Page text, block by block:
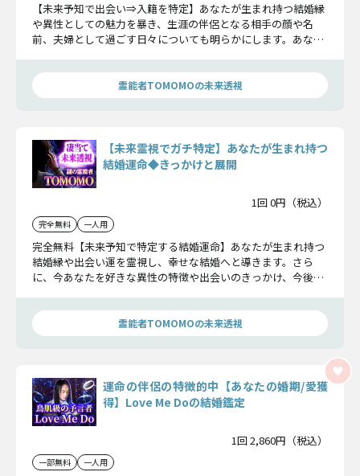
【未来予知で出会い⇒入籍を特定】あなたが生まれ持つ結婚縁
や異性としての魅力を暴き、生涯の伴侶となる相手の顔や名
前、夫婦として過ごす日々についても明らかにします。あなた
霊能者TOMOMOの未来透視
【未来霊視でガチ特定】あなたが生まれ持つ
結婚運命◆きっかけと展開
1回 0円（税込）
完全無料 一人用
完全無料【未来予知で特定する結婚運命】あなたが生まれ持つ
結婚縁や出会い運を霊視し、幸せな結婚へと導きます。さら
に、今あなたを好きな異性の特徴や出会いのきっかけ、今後の
霊能者TOMOMOの未来透視
運命の伴侶の特徴的中【あなたの婚期/愛獲
得】Love Me Doの結婚鑑定
1回 2,860円（税込）
一部無料 一人用